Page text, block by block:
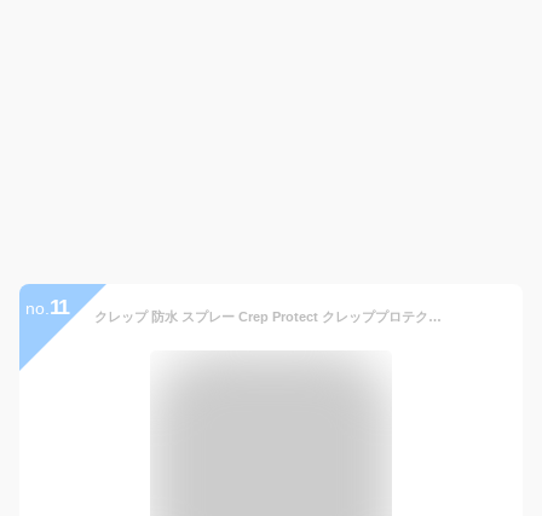
no. 11 クレップ 防水 スプレー Crep Protect クレッププロテクト 防水スプレー 靴 スニーカー スエード 革 革用 防水 送料無料 シューズ用防水スプレー シューズケア 撥水 シュークリーナー シューズ用合成洗剤 シューケア 疎水性 6065-29040